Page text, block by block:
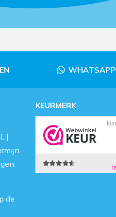
WHATSAPP
|
de
KEURMERK